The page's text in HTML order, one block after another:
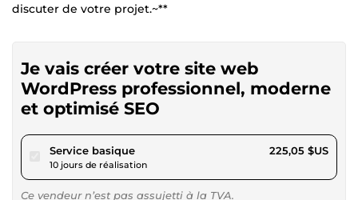
discuter de votre projet.~**
Je vais créer votre site web
WordPress professionnel, moderne
et optimisé SEO
Service basiquepour 207,42 $US
10 jours de réalisation
225,05 $US
Ce vendeur n’est pas assujetti à la TVA.